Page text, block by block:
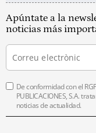
Apúntate a la
noticias más
De conformidad con el
PUBLICACIONES, S.A.
noticias de actualidad.